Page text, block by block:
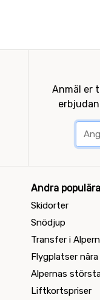
Anmäl er
Andra
Skidorter
Snödjup
Transfer i
Flygplatser
Alpernas
Liftkortspriser